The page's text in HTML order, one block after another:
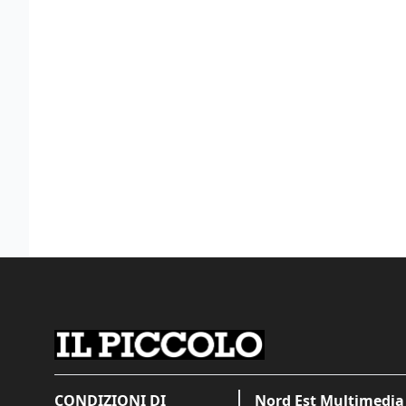
CONDIZIONI DI
Nord Est Multimedia